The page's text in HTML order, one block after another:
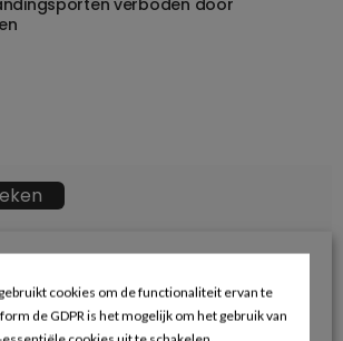
verboden door
in de advocatendatabase.
cookies om de functionaliteit ervan te
de GDPR is het mogelijk om het gebruik van